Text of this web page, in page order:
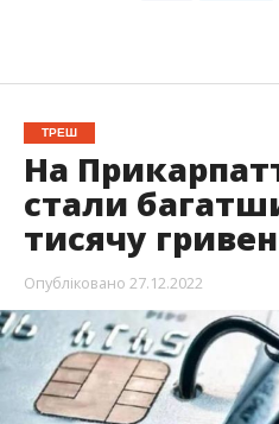
ТРЕШ
На
стали
тисячу
Опубліковано 27.12.2022